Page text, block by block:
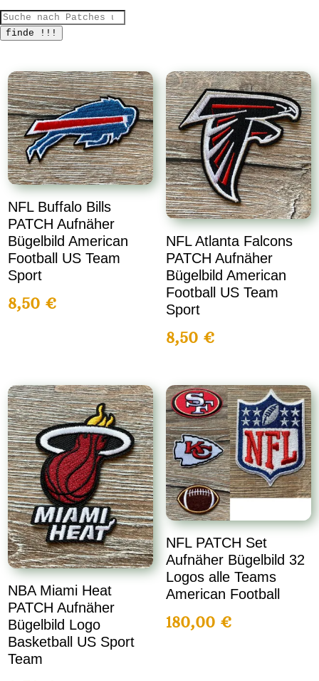
Products
search
finde !!!
NFL Buffalo Bills
PATCH Aufnäher
Bügelbild American
Football US Team
Sport
8,50 €
NFL Atlanta Falcons
PATCH Aufnäher
Bügelbild American
Football US Team
Sport
8,50 €
NBA Miami Heat
PATCH Aufnäher
Bügelbild Logo
Basketball US Sport
Team
NFL PATCH Set
Aufnäher Bügelbild 32
Logos alle Teams
American Football
180,00 €